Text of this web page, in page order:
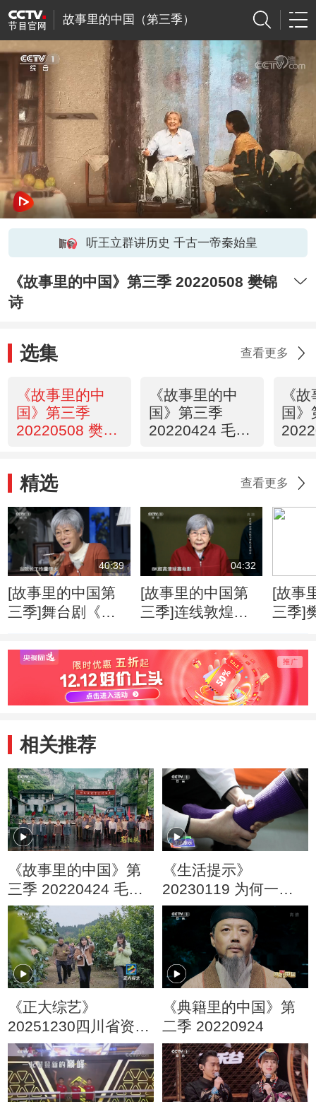
故事里的中国（第三季）
听王立群讲历史 千古一帝秦始皇
《故事里的中国》第三季 20220508 樊锦
诗
选集 查看更多
《故事里的中
国》第三季
20220508 樊锦
《故事里的中
国》第三季
20220424 毛相
《
国》
精选 查看更多
40:39
[故事里的中国第
三季]舞台剧《樊
04:32
[故事里的中国第
三季]连线敦煌研
诗
[故事
三季]
述樊
的爱
相关推荐
《故事里的中国》第
三季 20220424 毛相
林
《生活提示》
20230119 为何一朝
崴脚 就常常崴脚？
《正大综艺》
20251230四川省资阳
市乐至县劳动镇
《典籍里的中国》第
二季 20220924